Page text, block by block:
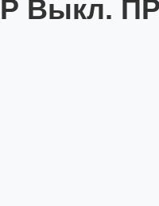
Выкл.